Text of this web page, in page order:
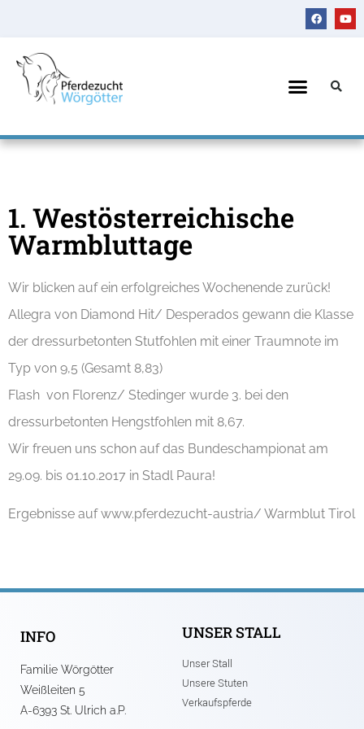
1. Westösterreichische
Warmbluttage
Wir blicken auf ein erfolgreiches Wochenende zurück!
Allegra von Diamond Hit/ Desperados gewann die Klasse
der dressurbetonten Stutfohlen mit einer Traumnote im
Typ von 9,5 (Gesamt 8,83)
Flash von Florenz/ Stedinger wurde 3. bei den
dressurbetonten Hengstfohlen mit 8,67.
Wir freuen uns schon auf das Bundeschampionat am
29.09. bis 01.10.2017 in Stadl Paura!
Ergebnisse auf www.pferdezucht-austria/ Warmblut Tirol
INFO
Familie Wörgötter
Weißleiten 5
A-6393 St. Ulrich a.P.
UNSER STALL
Unser Stall
Unsere Stuten
Verkaufspferde